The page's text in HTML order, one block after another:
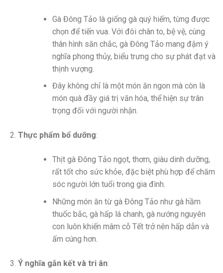
Gà Đông Tảo là giống gà quý hiếm, từng được
chọn để tiến vua. Với đôi chân to, bệ vệ, cùng
thân hình săn chắc, gà Đông Tảo mang đậm ý
nghĩa phong thủy, biểu trưng cho sự phát đạt và
thịnh vượng.
Đây không chỉ là một món ăn ngon mà còn là
món quà đầy giá trị văn hóa, thể hiện sự trân
trọng đối với người nhận.
Thực phẩm bổ dưỡng:
Thịt gà Đông Tảo ngọt, thơm, giàu dinh dưỡng,
rất tốt cho sức khỏe, đặc biệt phù hợp để chăm
sóc người lớn tuổi trong gia đình.
Những món ăn từ gà Đông Tảo như gà hầm
thuốc bắc, gà hấp lá chanh, gà nướng nguyên
con luôn khiến mâm cỗ Tết trở nên hấp dẫn và
ấm cúng hơn.
Ý nghĩa gắn kết và tri ân: